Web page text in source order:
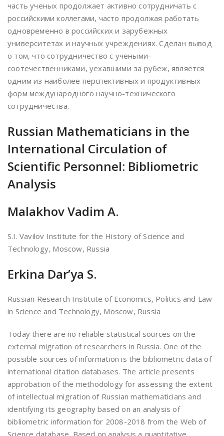
часть ученых продолжает активно сотрудничать с
российскими коллегами, часто продолжая работать
одновременно в российских и зарубежных
университетах и научных учреждениях. Сделан вывод
о том, что сотрудничество с учеными-
соотечественниками, уехавшими за рубеж, является
одним из наиболее перспективных и продуктивных
форм международного научно-технического
сотрудничества.
Russian Mathematicians in the
International Circulation of
Scientific Personnel: Bibliometric
Analysis
Malakhov Vadim A.
S.I. Vavilov Institute for the History of Science and
Technology, Moscow, Russia
Erkina Dar’ya S.
Russian Research Institute of Economics, Politics and Law
in Science and Technology, Moscow, Russia
Today there are no reliable statistical sources on the
external migration of researchers in Russia. One of the
possible sources of information is the bibliometric data of
international citation databases. The article presents
approbation of the methodology for assessing the extent
of intellectual migration of Russian mathematicians and
identifying its geography based on an analysis of
bibliometric information for 2008-2018 from the Web of
Science database. Based on analysis a quantitative